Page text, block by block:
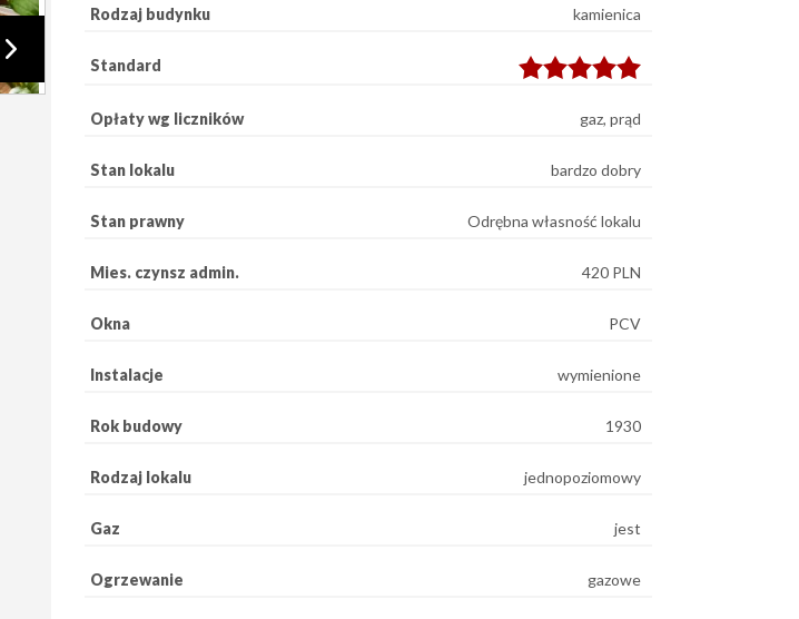
Rodzaj budynku kamienica
Standard
Opłaty wg liczników gaz, prąd
Stan lokalu bardzo dobry
Stan prawny Odrębna własność lokalu
Mies. czynsz admin. 420 PLN
Okna PCV
Instalacje wymienione
Rok budowy 1930
Rodzaj lokalu jednopoziomowy
Gaz jest
Ogrzewanie gazowe